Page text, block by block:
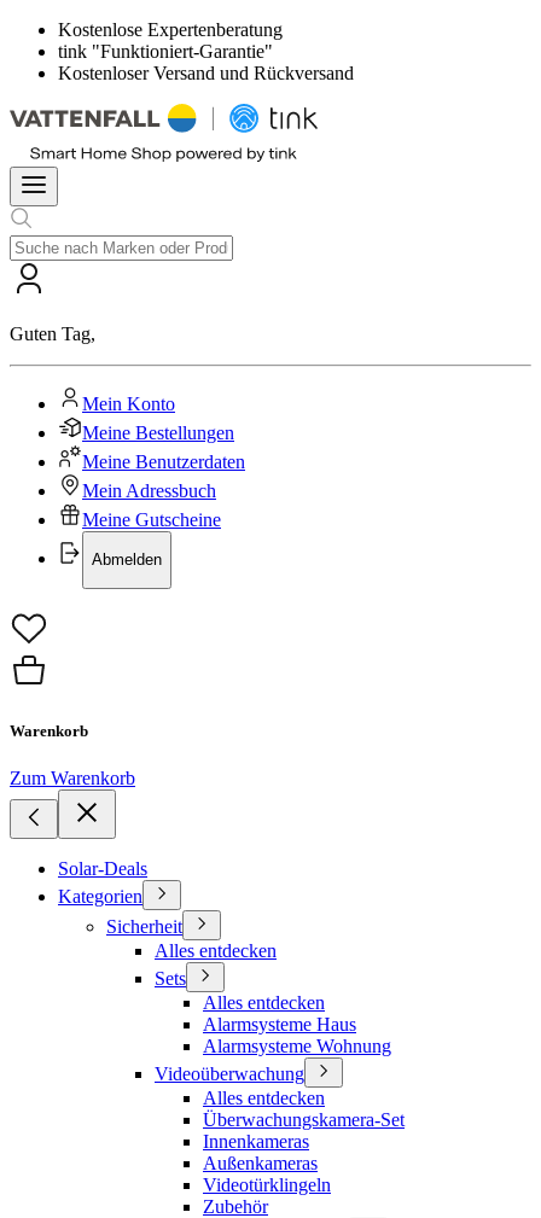
Kostenlose Expertenberatung
tink "Funktioniert-Garantie"
Kostenloser Versand und Rückversand
Guten Tag,
Mein Konto
Meine Bestellungen
Meine Benutzerdaten
Mein Adressbuch
Meine Gutscheine
Abmelden
Warenkorb
Zum Warenkorb
Solar-Deals
Kategorien
Sicherheit
Alles entdecken
Sets
Alles entdecken
Alarmsysteme Haus
Alarmsysteme Wohnung
Videoüberwachung
Alles entdecken
Überwachungskamera-Set
Innenkameras
Außenkameras
Videotürklingeln
Zubehör